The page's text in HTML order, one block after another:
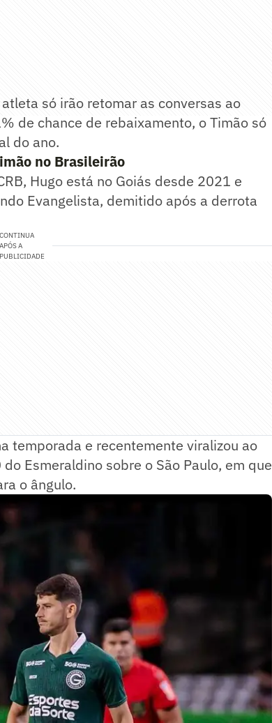
só irão retomar as conversas ao
de chance de rebaixamento, o Timão só
do ano.
no Brasileirão
Hugo está no Goiás desde 2021 e
Evangelista, demitido após a derrota
CONTINUA
APÓS A
PUBLICIDADE
temporada e recentemente viralizou ao
Esmeraldino sobre o São Paulo, em que
o ângulo.